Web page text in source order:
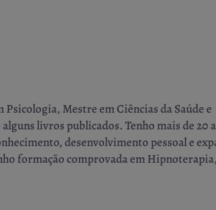
Mestre em Ciências da Saúde e
livros publicados. Tenho mais de 20
desenvolvimento pessoal e
formação comprovada em Hipnoterapia,